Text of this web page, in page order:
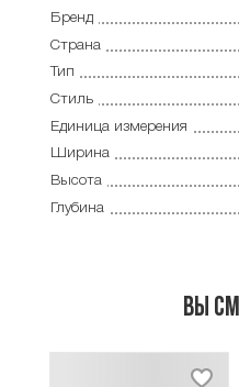
Бренд
Страна
Тип
Стиль
Единица измерения
Ширина
Высота
Глубина
Вы